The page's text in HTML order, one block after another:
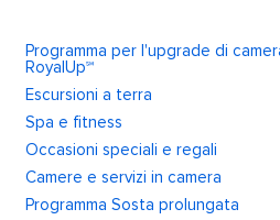
Programma per l'upgrade di
RoyalUp℠
Escursioni a terra
Spa e fitness
Occasioni speciali e regali
Camere e servizi in camera
Programma Sosta prolungata